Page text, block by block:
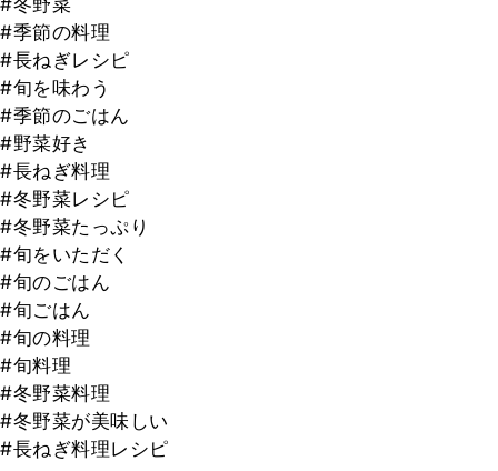
#冬野菜
#季節の料理
#長ねぎレシピ
#旬を味わう
#季節のごはん
#野菜好き
#長ねぎ料理
#冬野菜レシピ
#冬野菜たっぷり
#旬をいただく
#旬のごはん
#旬ごはん
#旬の料理
#旬料理
#冬野菜料理
#冬野菜が美味しい
#長ねぎ料理レシピ